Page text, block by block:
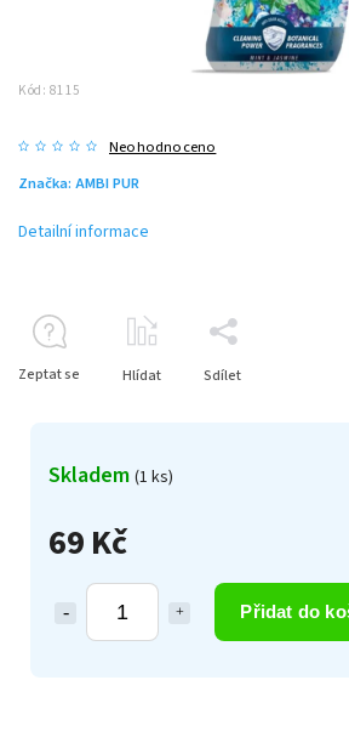
Kód: 8115
Neohodnoceno
Značka: AMBI PUR
69 Kč
Přidat do
Skladem (1 ks)
Detailní informace
Zeptat se Hlídat Sdílet